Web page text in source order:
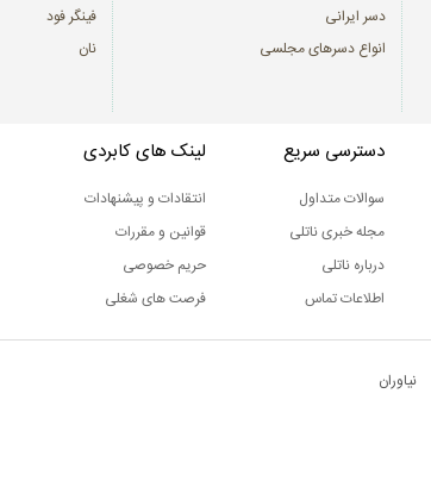
دسر ایرانی
انواع دسرهای مجلسی
فینگر فود
نان
دسترسی سریع
سوالات متداول
مجله خبری ناتلی
درباره ناتلی
اطلاعات تماس
لینک های کابردی
انتقادات و پیشنهادات
قوانین و مقررات
حریم خصوصی
فرصت های شغلی
نیاوران